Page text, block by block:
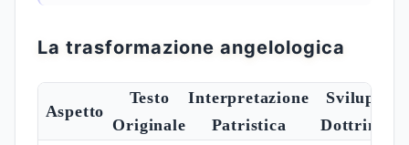
La trasformazione angelologica
Aspetto
Testo
Originale
Interpretazione
Patristica
Sviluppo
Dottrinale